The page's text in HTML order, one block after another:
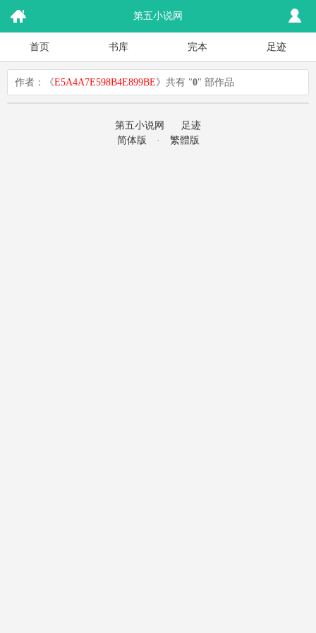
第五小说网
首页 书库 完本 足迹
作者：《E5A4A7E598B4E899BE》共有 "0" 部作品
第五小说网
足迹
简体版
· 繁體版